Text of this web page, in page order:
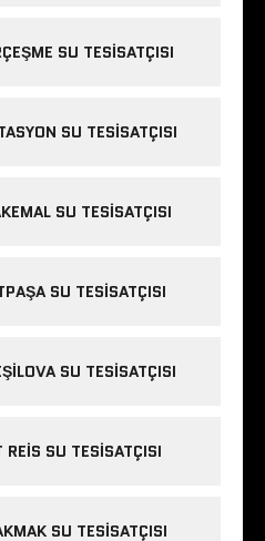
SU TESISATÇISI
SU TESISATÇISI
SU TESISATÇISI
SU TESISATÇISI
SU TESISATÇISI
REIS SU TESISATÇISI
SU TESISATÇISI